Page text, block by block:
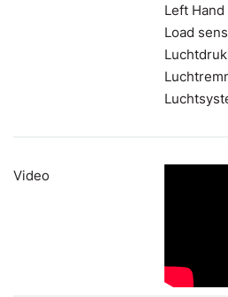
Left
Load
Video